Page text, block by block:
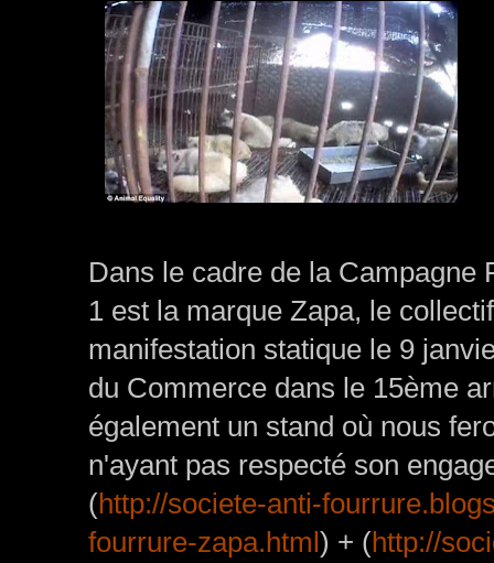
Dans le cadre de la Campagne
1 est la marque Zapa, le
manifestation statique le 9
du Commerce dans le 15ème
également un stand où nous
n'ayant pas respecté son
(http://societe-anti-
fourrure-zapa.html) + (http://